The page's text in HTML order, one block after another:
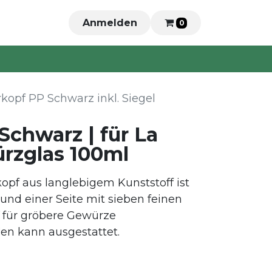
Anmelden 0
PP Schwarz inkl. Siegel
| für La
100ml
aus langlebigem Kunststoff ist
einer Seite mit sieben feinen
gröbere Gewürze
kann ausgestattet.